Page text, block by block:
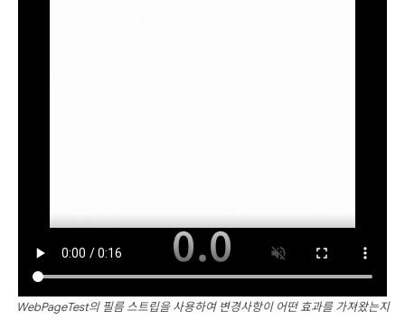
WebPageTest의 필름 스트립을 사용하여 변경사항이 어떤 효과를 가져왔는지